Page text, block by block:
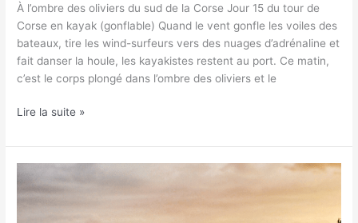
À l’ombre des oliviers du sud de la Corse Jour 15 du tour de
Corse en kayak (gonflable) Quand le vent gonfle les voiles des
bateaux, tire les wind-surfeurs vers des nuages d’adrénaline et
fait danser la houle, les kayakistes restent au port. Ce matin,
c’est le corps plongé dans l’ombre des oliviers et le
Lire la suite »
d’un
tour